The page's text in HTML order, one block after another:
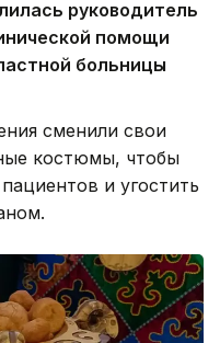
руководитель
помощи
больницы
сменили свои
костюмы, чтобы
и угостить